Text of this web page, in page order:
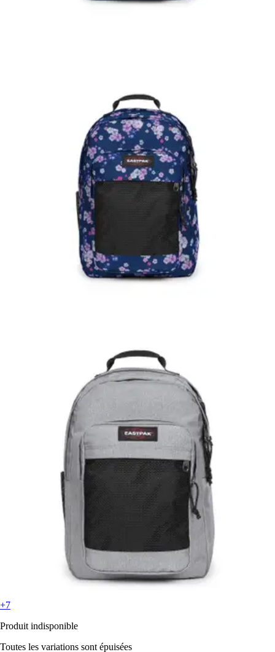
+7
Produit indisponible
Toutes les variations sont épuisées